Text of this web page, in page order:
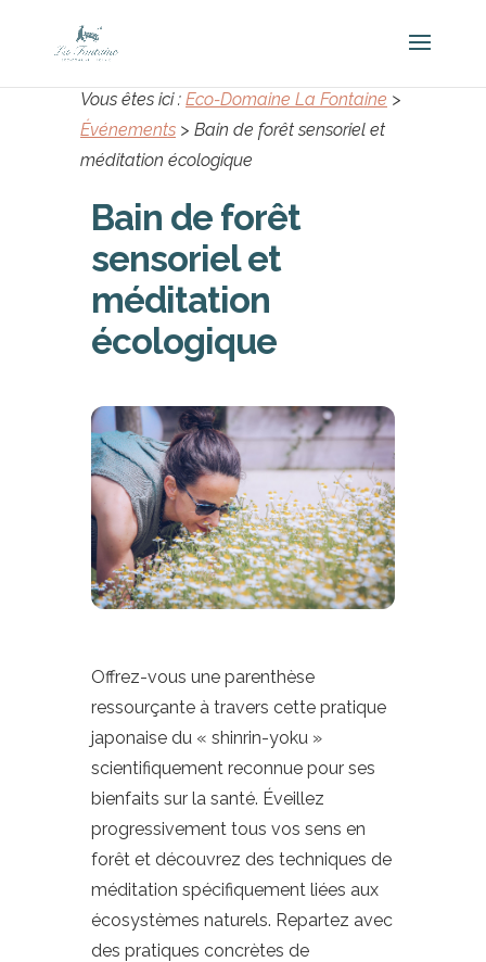
Vous êtes ici : Eco-Domaine La Fontaine >
Événements > Bain de forêt sensoriel et
méditation écologique
Bain de forêt
sensoriel et
méditation
écologique
Offrez-vous une parenthèse
ressourçante à travers cette pratique
japonaise du « shinrin-yoku »
scientifiquement reconnue pour ses
bienfaits sur la santé. Éveillez
progressivement tous vos sens en
forêt et découvrez des techniques de
méditation spécifiquement liées aux
écosystèmes naturels. Repartez avec
des pratiques concrètes de